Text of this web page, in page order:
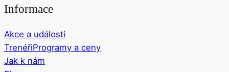
Informace
Akce a události
TrenéřiProgramy a ceny
Jak k nám